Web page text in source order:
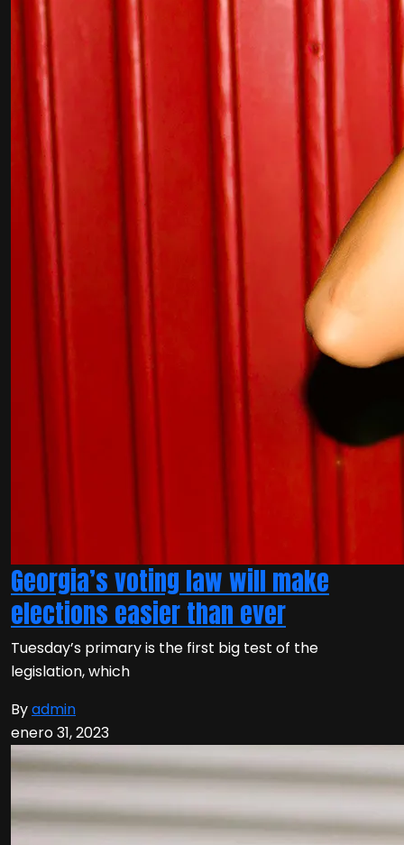
Georgia’s voting law will make
elections easier than ever
Tuesday’s primary is the first big test of the
legislation, which
Byadmin
enero 31, 2023